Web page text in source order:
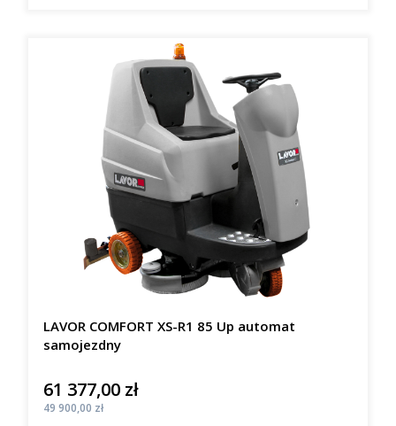
LAVOR COMFORT XS-R1 85 Up automat
samojezdny
Cena
61 377,00 zł
Cena
49 900,00 zł